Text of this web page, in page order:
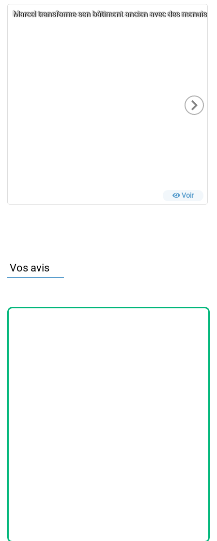
Marcel transforme son bâtiment ancien avec des
Voir
Vos avis